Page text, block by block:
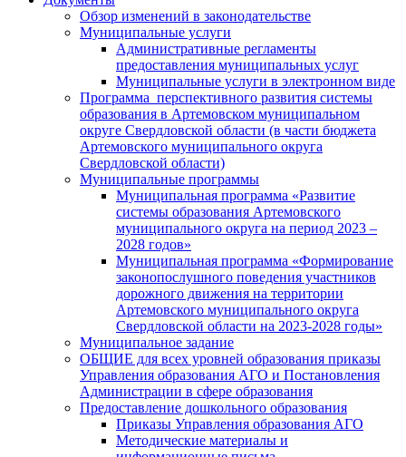
Обзор изменений в законодательстве
Муниципальные услуги
Административные регламенты
предоставления муниципальных услуг
Муниципальные услуги в электронном виде
Программа перспективного развития системы
образования в Артемовском муниципальном
округе Свердловской области (в части бюджета
Артемовского муниципального округа
Свердловской области)
Муниципальные программы
Муниципальная программа «Развитие
системы образования Артемовского
муниципального округа на период 2023 –
2028 годов»
Муниципальная программа «Формирование
законопослушного поведения участников
дорожного движения на территории
Артемовского муниципального округа
Свердловской области на 2023-2028 годы»
Муниципальное задание
ОБЩИЕ для всех уровней образования приказы
Управления образования АГО и Постановления
Администрации в сфере образования
Предоставление дошкольного образования
Приказы Управления образования АГО
Методические материалы и